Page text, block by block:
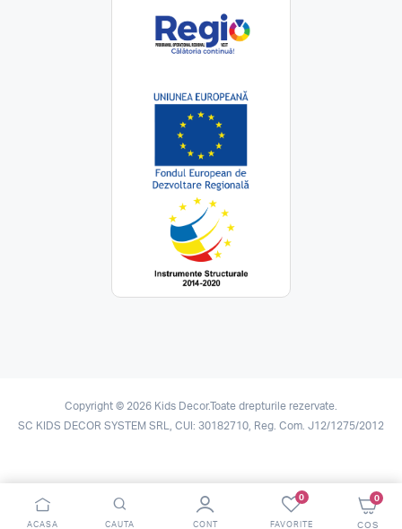
ACASA CAUTA CONT FAVORITE
0
COS
0
Copyright © 2026 Kids Decor.Toate drepturile rezervate.
SC KIDS DECOR SYSTEM SRL, CUI: 30182710, Reg. Com. J12/1275/2012